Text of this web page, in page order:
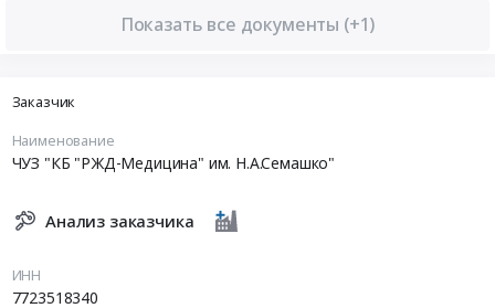
Показать все документы (+1)
Заказчик
Наименование
ЧУЗ "КБ "РЖД-Медицина" им. Н.А.Семашко"
Анализ заказчика
ИНН
7723518340